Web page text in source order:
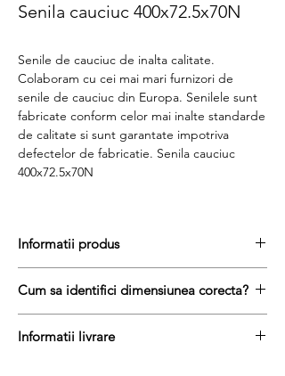
Senila cauciuc 400x72.5x70N
Senile de cauciuc de inalta calitate.
Colaboram cu cei mai mari furnizori de
senile de cauciuc din Europa. Senilele sunt
fabricate conform celor mai inalte standarde
de calitate si sunt garantate impotriva
defectelor de fabricatie. Senila cauciuc
400x72.5x70N
Informatii produs
livrare
Disponibilitate : stoc
Produs aftermarket
Cum sa identifici dimensiunea corecta?
cauciuc, urmati acesti trei pasi simpli:
Informatii livrare